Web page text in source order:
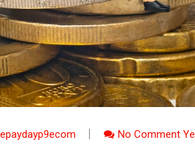
No Comment